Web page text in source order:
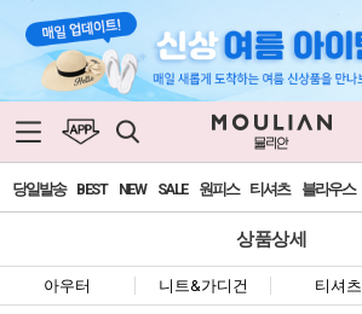
당일발송 BEST NEW SALE 원피스 티셔츠 블라우스
상품상세
아우터 니트&가디건 티셔츠